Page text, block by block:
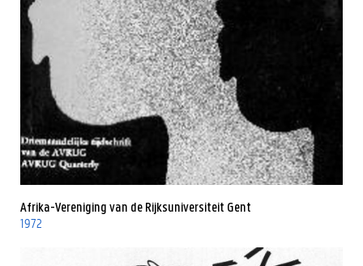
Afrika-Vereniging van de Rijksuniversiteit Gent
1972